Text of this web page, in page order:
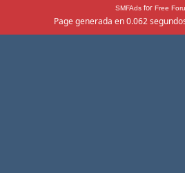
SMFAdsfor Free
Page generada en 0.062